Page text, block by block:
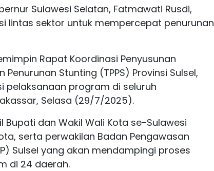
Sulawesi Selatan, Fatmawati Rusdi,
lintas sektor untuk mempercepat penurunan
Rapat Koordinasi Penyusunan
Stunting (TPPS) Provinsi Sulsel,
pelaksanaan program di seluruh
Selasa (29/7/2025).
dan Wakil Wali Kota se-Sulawesi
serta perwakilan Badan Pengawasan
Sulsel yang akan mendampingi proses
di 24 daerah.